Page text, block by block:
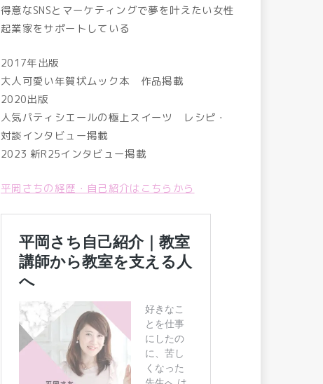
得意なSNSとマーケティングで夢を叶えたい女性
起業家をサポートしている
2017年出版
大人可愛い年賀状ムック本 作品掲載
2020出版
人気パティシエールの極上スイーツ レシピ・
対談インタビュー掲載
2023 新R25インタビュー掲載
平岡さちの経歴・自己紹介はこちらから